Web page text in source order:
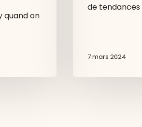
quand on
de tendances
7 mars 2024